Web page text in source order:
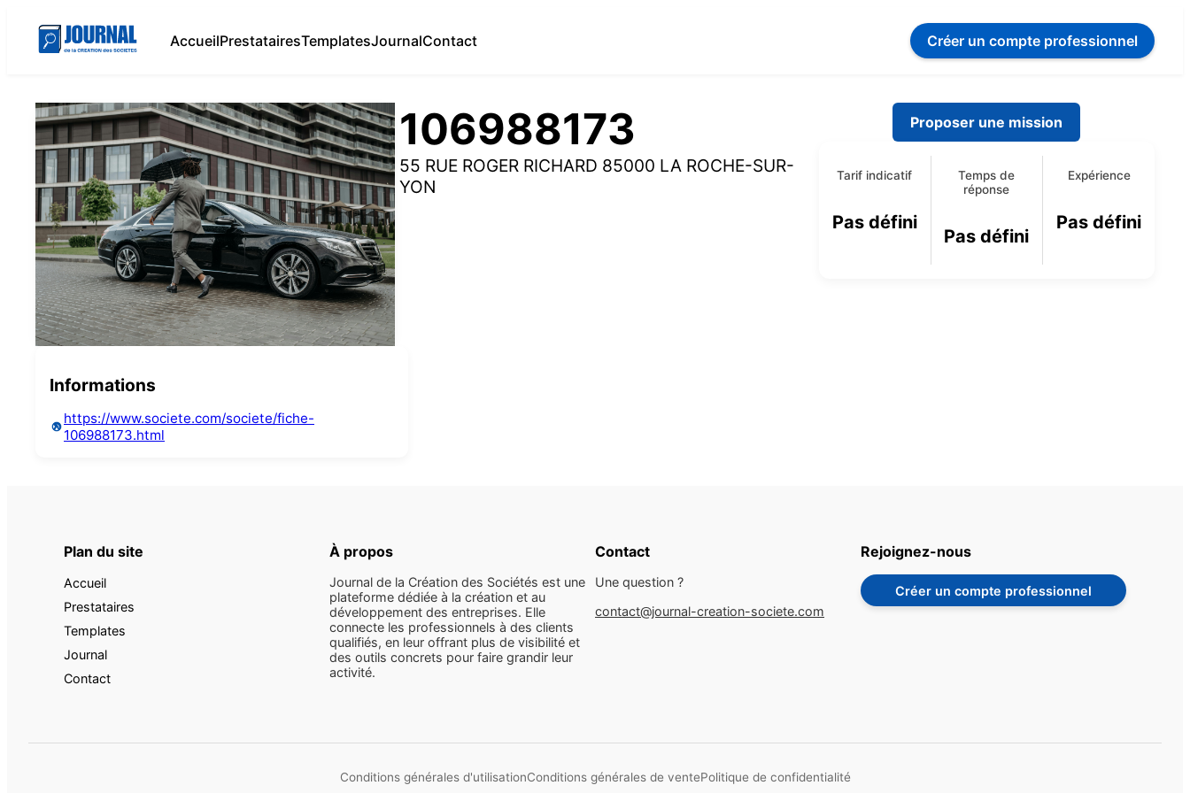
AccueilPrestatairesTemplatesJournalContact Créer un compte professionnel
106988173
55 RUE ROGER RICHARD 85000 LA ROCHE-SUR-
YON
Proposer une mission
Tarif indicatif
Pas défini
Temps de
réponse
Pas défini
Expérience
Pas défini
Informations
https://www.societe.com/societe/fiche-
106988173.html
Plan du site
Accueil
Prestataires
Templates
Journal
Contact
À propos
Journal de la Création des Sociétés est une
plateforme dédiée à la création et au
développement des entreprises. Elle
connecte les professionnels à des clients
qualifiés, en leur offrant plus de visibilité et
des outils concrets pour faire grandir leur
activité.
Contact
Une question ?
contact@journal-creation-societe.com
Rejoignez-nous
Créer un compte professionnel
Conditions générales d'utilisationConditions générales de ventePolitique de confidentialité